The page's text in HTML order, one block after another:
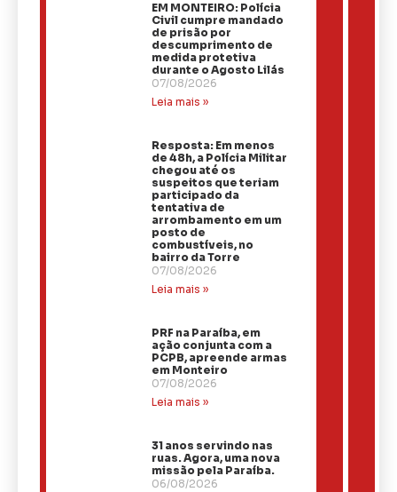
EM MONTEIRO: Polícia
Civil cumpre mandado
de prisão por
descumprimento de
medida protetiva
durante o Agosto Lilás
07/08/2026
Leia mais »
Resposta: Em menos
de 48h, a Polícia Militar
chegou até os
suspeitos que teriam
participado da
tentativa de
arrombamento em um
posto de
combustíveis, no
bairro da Torre
07/08/2026
Leia mais »
PRF na Paraíba, em
ação conjunta com a
PCPB, apreende armas
em Monteiro
07/08/2026
Leia mais »
31 anos servindo nas
ruas. Agora, uma nova
missão pela Paraíba.
06/08/2026